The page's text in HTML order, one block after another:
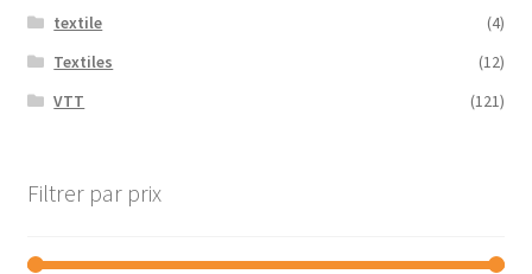
textile
(4)
Textiles
(12)
VTT
(121)
Filtrer par prix